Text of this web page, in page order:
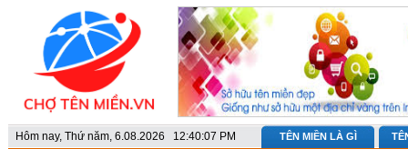
Hôm nay, Thứ năm, 6.08.2026 12:40:07 PM TÊN MIỀN LÀ GÌ